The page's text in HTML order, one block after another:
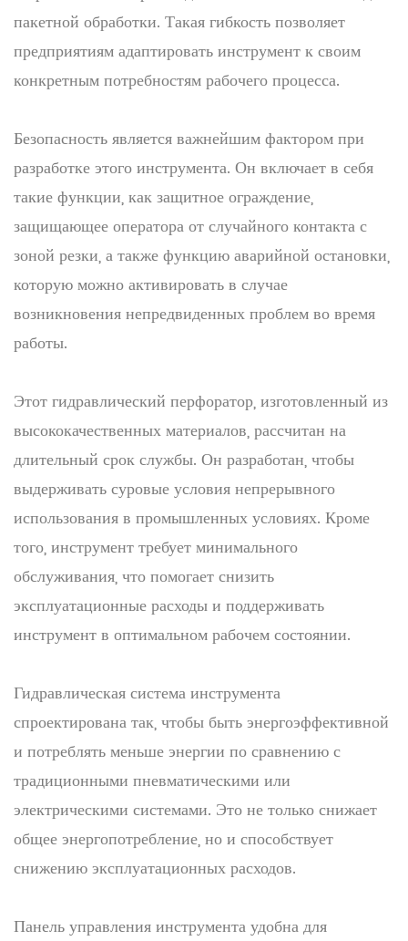
пакетной обработки. Такая гибкость позволяет
предприятиям адаптировать инструмент к своим
конкретным потребностям рабочего процесса.
Безопасность является важнейшим фактором при
разработке этого инструмента. Он включает в себя
такие функции, как защитное ограждение,
защищающее оператора от случайного контакта с
зоной резки, а также функцию аварийной остановки,
которую можно активировать в случае
возникновения непредвиденных проблем во время
работы.
Этот гидравлический перфоратор, изготовленный из
высококачественных материалов, рассчитан на
длительный срок службы. Он разработан, чтобы
выдерживать суровые условия непрерывного
использования в промышленных условиях. Кроме
того, инструмент требует минимального
обслуживания, что помогает снизить
эксплуатационные расходы и поддерживать
инструмент в оптимальном рабочем состоянии.
Гидравлическая система инструмента
спроектирована так, чтобы быть энергоэффективной
и потреблять меньше энергии по сравнению с
традиционными пневматическими или
электрическими системами. Это не только снижает
общее энергопотребление, но и способствует
снижению эксплуатационных расходов.
Панель управления инструмента удобна для